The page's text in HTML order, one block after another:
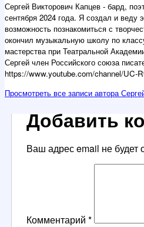
Сергей Викторович Капцев - бард,
сентября 2024 года. Я создал и
возможность познакомиться с
окончил музыкальную школу по
мастерства при Театральной
Сергей член Российского союза
https://www.youtube.com/channel/UC-
Просмотреть все записи автора
Добавить
Ваш адрес email не будет
Комментарий *